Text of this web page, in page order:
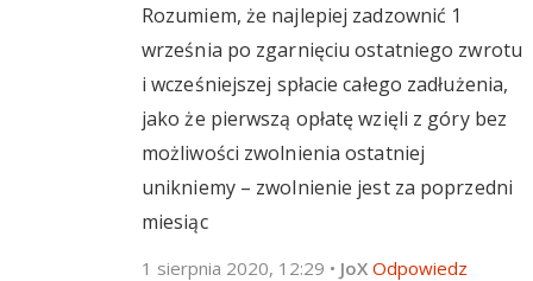
Rozumiem, że najlepiej zadzownić 1
września po zgarnięciu ostatniego zwrotu
i wcześniejszej spłacie całego zadłużenia,
jako że pierwszą opłatę wzięli z góry bez
możliwości zwolnienia ostatniej
unikniemy – zwolnienie jest za poprzedni
miesiąc
1 sierpnia 2020, 12:29 • JoX Odpowiedz